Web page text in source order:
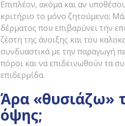
Επιπλέον, ακόμα και αν
κριτήριο το μόνο ζητούμενο;
δέρματος που επιβαρύνει την
ζέστη της άνοιξης και του
συνδυαστικά με την παραγωγή
πόροι και να επιδεινωθούν τα
επιδερμίδα.
Άρα «θυσιάζω»
όψης;